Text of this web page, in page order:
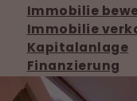
Immobilie
Immobilie
Kapitalanlage
Finanzierung